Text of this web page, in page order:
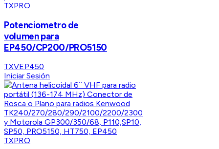
TXPRO
Potenciometro de
volumen para
EP450/CP200/PRO5150
TXVEP450
Iniciar Sesión
TXPRO